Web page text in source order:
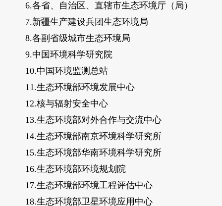
6.各省、自治区、直辖市生态环境厅（局）
7.新疆生产建设兵团生态环境局
8.各副省级城市生态环境局
9.中国环境科学研究院
10.中国环境监测总站
11.生态环境部环境发展中心
12.核与辐射安全中心
13.生态环境部对外合作与交流中心
14.生态环境部南京环境科学研究所
15.生态环境部华南环境科学研究所
16.生态环境部环境规划院
17.生态环境部环境工程评估中心
18.生态环境部卫星环境应用中心